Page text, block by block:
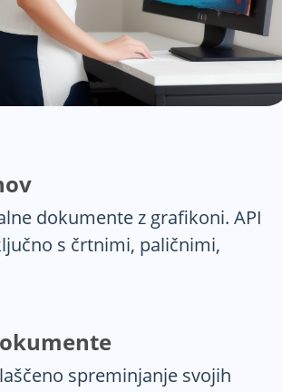
dokumente z grafikoni. API
s črtnimi, paličnimi,
spreminjanje svojih